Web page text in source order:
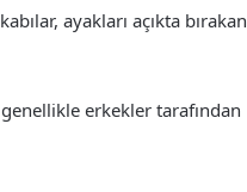
ayakları açıkta bırakan
erkekler tarafından